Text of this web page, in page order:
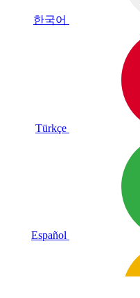
한국어
Türkçe
Español